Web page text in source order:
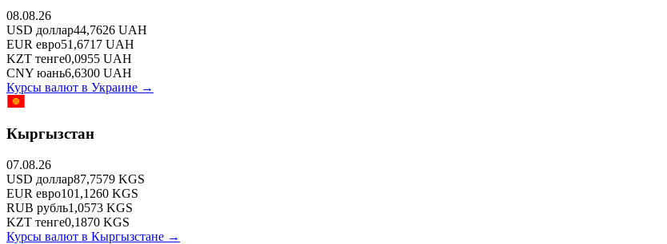
08.08.26
USD доллар44,7626 UAH
EUR евро51,6717 UAH
KZT тенге0,0955 UAH
CNY юань6,6300 UAH
Курсы валют в Украине →
Кыргызстан
07.08.26
USD доллар87,7579 KGS
EUR евро101,1260 KGS
RUB рубль1,0573 KGS
KZT тенге0,1870 KGS
Курсы валют в Кыргызстане →